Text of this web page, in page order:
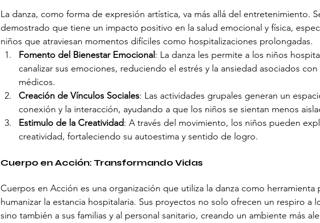
La danza, como forma de expresión artística, va más allá del entretenimiento.
demostrado que tiene un impacto positivo en la salud emocional y física,
niños que atraviesan momentos difíciles como hospitalizaciones prolongadas.
Fomento del Bienestar Emocional : La danza les permite a los niños
canalizar sus emociones, reduciendo el estrés y la ansiedad asociados
médicos.
Creación de Vínculos Sociales: Las actividades grupales generan un
conexión y la interacción, ayudando a que los niños se sientan menos
Estimulo de la Creatividad: A través del movimiento, los niños pueden
creatividad, fortaleciendo su autoestima y sentido de logro.
Cuerpo en Acción: Transformando Vidas
Cuerpos en Acción es una organización que utiliza la danza como herramienta
humanizar la estancia hospitalaria. Sus proyectos no solo ofrecen un respiro a
sino también a sus familias y al personal sanitario, creando un ambiente más